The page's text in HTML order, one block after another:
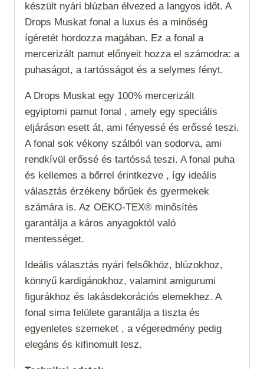
készült nyári blúzban élvezed a langyos időt. A
Drops Muskat fonal a luxus és a minőség
ígéretét hordozza magában. Ez a fonal a
mercerizált pamut előnyeit hozza el számodra: a
puhaságot, a tartósságot és a selymes fényt.
A Drops Muskat egy 100% mercerizált
egyiptomi pamut fonal , amely egy speciális
eljáráson esett át, ami fényessé és erőssé teszi.
A fonal sok vékony szálból van sodorva, ami
rendkívül erőssé és tartóssá teszi. A fonal puha
és kellemes a bőrrel érintkezve , így ideális
választás érzékeny bőrűek és gyermekek
számára is. Az OEKO-TEX® minősítés
garantálja a káros anyagoktól való
mentességet.
Ideális választás nyári felsőkhöz, blúzokhoz,
könnyű kardigánokhoz, valamint amigurumi
figurákhoz és lakásdekorációs elemekhez. A
fonal sima felülete garantálja a tiszta és
egyenletes szemeket , a végeredmény pedig
elegáns és kifinomult lesz.